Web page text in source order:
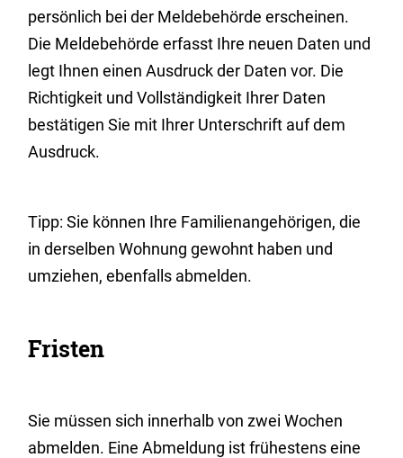
persönlich bei der Meldebehörde erscheinen.
Die Meldebehörde erfasst Ihre neuen Daten und
legt Ihnen einen Ausdruck der Daten vor. Die
Richtigkeit und Vollständigkeit Ihrer Daten
bestätigen Sie mit Ihrer Unterschrift auf dem
Ausdruck.
Tipp: Sie können Ihre Familienangehörigen, die
in derselben Wohnung gewohnt haben und
umziehen,ebenfalls abmelden.
Fristen
Sie müssen sich innerhalb von zwei Wochen
abmelden. Eine Abmeldung ist frühestens eine